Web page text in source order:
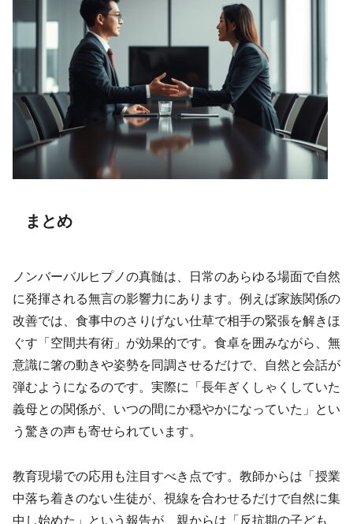
まとめ
ノンバーバルヒプノの真髄は、日常のあらゆる場面で自然
に発揮される無言の影響力にあります。例えば家族関係の
改善では、食事中のさりげない仕草で相手の緊張を解きほ
ぐす「空間共有術」が効果的です。食卓を囲みながら、無
意識に箸の動きや姿勢を同調させるだけで、自然と会話が
弾むようになるのです。実際に「長年ぎくしゃくしていた
義母との関係が、いつの間にか穏やかになっていた」とい
う驚きの声も寄せられています。
教育現場での応用も注目すべき点です。教師からは「授業
中落ち着きのない生徒が、視線を合わせるだけで自然に集
中し始めた」という報告が、親からは「反抗期の子ども